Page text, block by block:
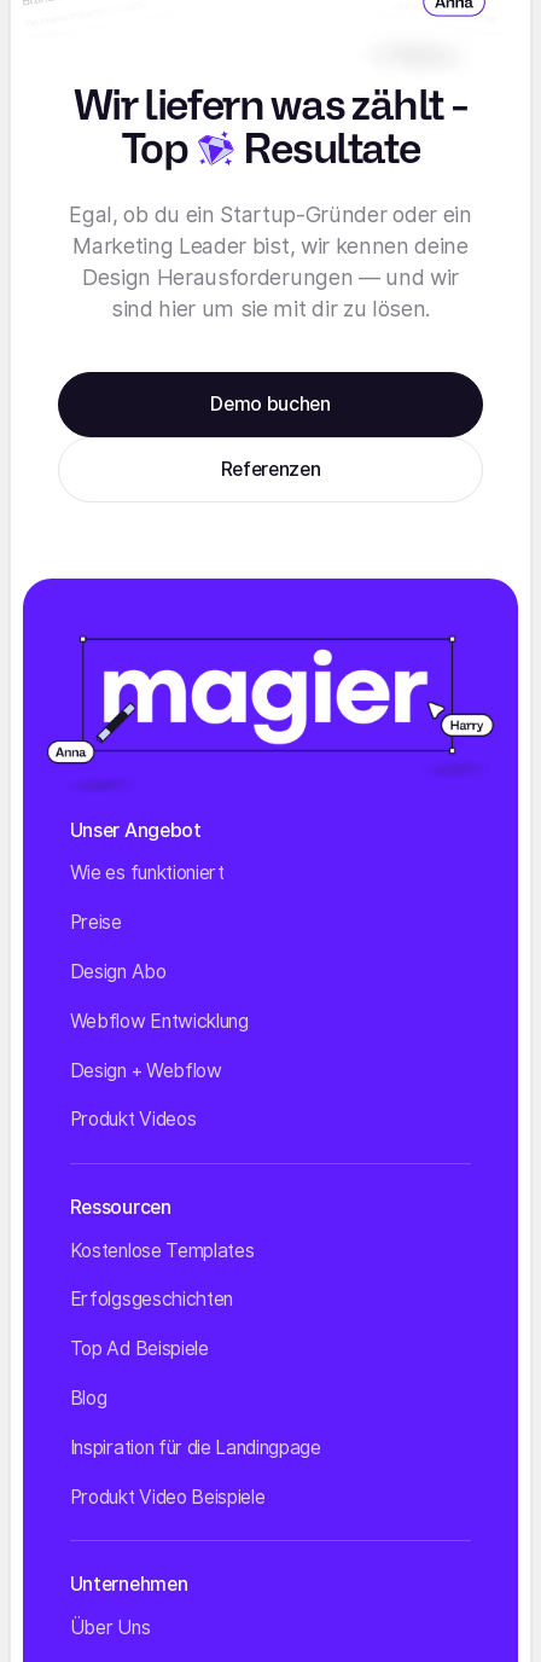
Wir liefern was zählt -
Top
Resultate
Egal, ob du ein Startup-Gründer oder ein
Marketing Leader bist, wir kennen deine
Design Herausforderungen — und wir
sind hier um sie mit dir zu lösen.
Demo buchen
Referenzen
Unser Angebot
Wie es funktioniert
Preise
Design Abo
Webflow Entwicklung
Design + Webflow
Produkt Videos
Ressourcen
Kostenlose Templates
Erfolgsgeschichten
Top Ad Beispiele
Blog
Inspiration für die Landingpage
Produkt Video Beispiele
Unternehmen
Über Uns